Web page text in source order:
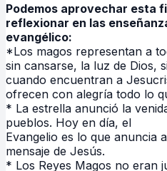
Podemos aprovechar esta
reflexionar en las
evangélico:
*Los magos representan a
sin cansarse, la luz de Dios,
cuando encuentran a
ofrecen con alegría todo lo
* La estrella anunció la
pueblos. Hoy en día, el
Evangelio es lo que anuncia
mensaje de Jesús.
* Los Reyes Magos no eran